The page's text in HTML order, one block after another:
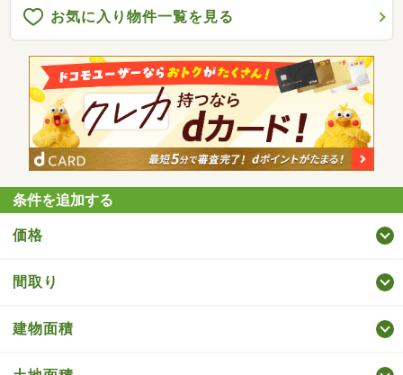
お気に入り物件一覧を見る
条件を追加する
価格
間取り
建物面積